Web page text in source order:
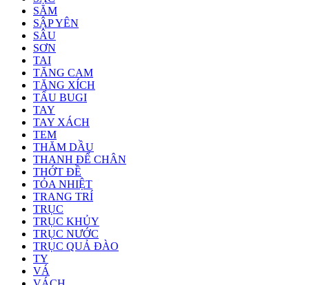
SĂM
SẬP YÊN
SÂU
SƠN
TAI
TĂNG CAM
TĂNG XÍCH
TẨU BUGI
TAY
TAY XÁCH
TEM
THĂM DẦU
THANH ĐỂ CHÂN
THỚT ĐỀ
TỎA NHIỆT
TRANG TRÍ
TRỤC
TRỤC KHỦY
TRỤC NƯỚC
TRỤC QUẢ ĐÀO
TY
VÁ